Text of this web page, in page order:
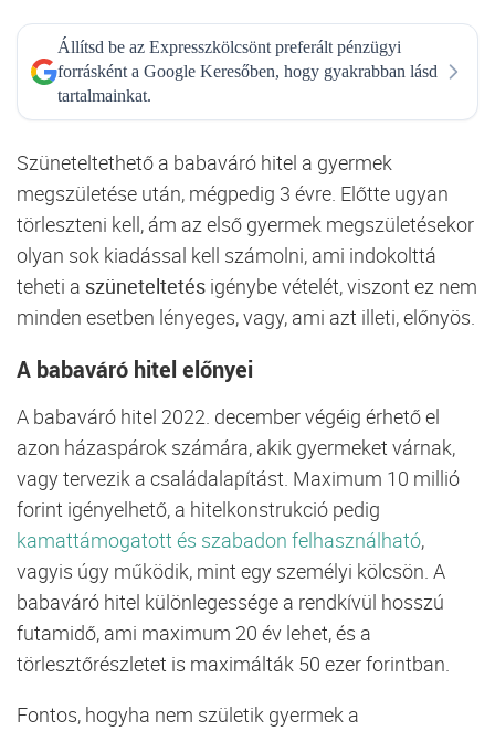
Állítsd be az Expresszkölcsönt preferált pénzügyi
forrásként a Google Keresőben, hogy gyakrabban lásd
tartalmainkat.
Szüneteltethető a babaváró hitel a gyermek
megszületése után, mégpedig 3 évre. Előtte ugyan
törleszteni kell, ám az első gyermek megszületésekor
olyan sok kiadással kell számolni, ami indokolttá
teheti a szüneteltetés igénybe vételét, viszont ez nem
minden esetben lényeges, vagy, ami azt illeti, előnyös.
A babaváró hitel előnyei
A babaváró hitel 2022. december végéig érhető el
azon házaspárok számára, akik gyermeket várnak,
vagy tervezik a családalapítást. Maximum 10 millió
forint igényelhető, a hitelkonstrukció pedig
kamattámogatott és szabadon felhasználható,
vagyis úgy működik, mint egy személyi kölcsön. A
babaváró hitel különlegessége a rendkívül hosszú
futamidő, ami maximum 20 év lehet, és a
törlesztőrészletet is maximálták 50 ezer forintban.
Fontos, hogyha nem születik gyermek a